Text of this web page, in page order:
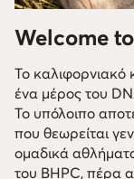
Welcome
Το καλιφορνιακό
ένα μέρος του
Το υπόλοιπο
που θεωρείται
ομαδικά
του BHPC, πέρα